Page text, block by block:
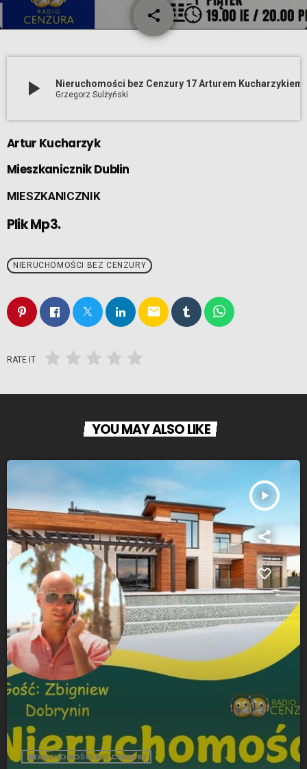
share
email
play_arrow Nieruchomości bez Cenzury 17 Arturem Kucharzykiem
Grzegorz Sulżyński
Artur Kucharzyk
Mieszkanicznik Dublin
MIESZKANICZNIK
Plik Mp3.
NIERUCHOMOŚCI BEZ CENZURY
email
RATE IT
YOU MAY ALSO LIKE
play_arrow
NIERUCHOMOŚCI BEZ CENZURY